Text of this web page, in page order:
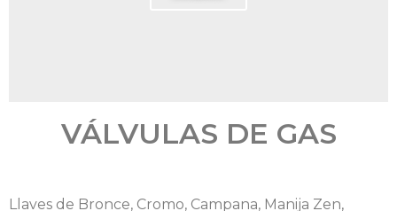
VÁLVULAS DE GAS
Llaves de Bronce, Cromo, Campana, Manija Zen,